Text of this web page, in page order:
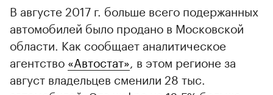
В августе 2017 г. больше всего подержанных
автомобилей было продано в Московской
области. Как сообщает аналитическое
агентство «Автостат» , в этом регионе за
август владельцев сменили 28 тыс.